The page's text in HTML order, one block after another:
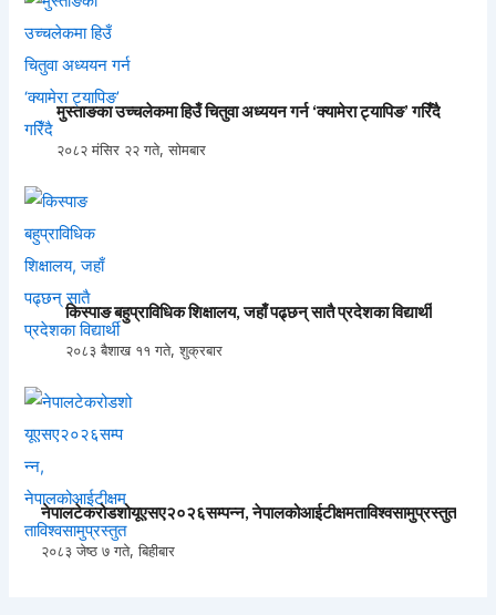
मुस्ताङका उच्चलेकमा हिउँ चितुवा अध्ययन गर्न ‘क्यामेरा ट्यापिङ’ गरिँदै
२०८२ मंसिर २२ गते, सोमबार
किस्पाङ बहुप्राविधिक शिक्षालय, जहाँ पढ्छन् सातै प्रदेशका विद्यार्थी
२०८३ बैशाख ११ गते, शुक्रबार
नेपालटेकरोडशोयूएसए२०२६सम्पन्न, नेपालकोआईटीक्षमताविश्वसामुप्रस्तुत
२०८३ जेष्ठ ७ गते, बिहीबार